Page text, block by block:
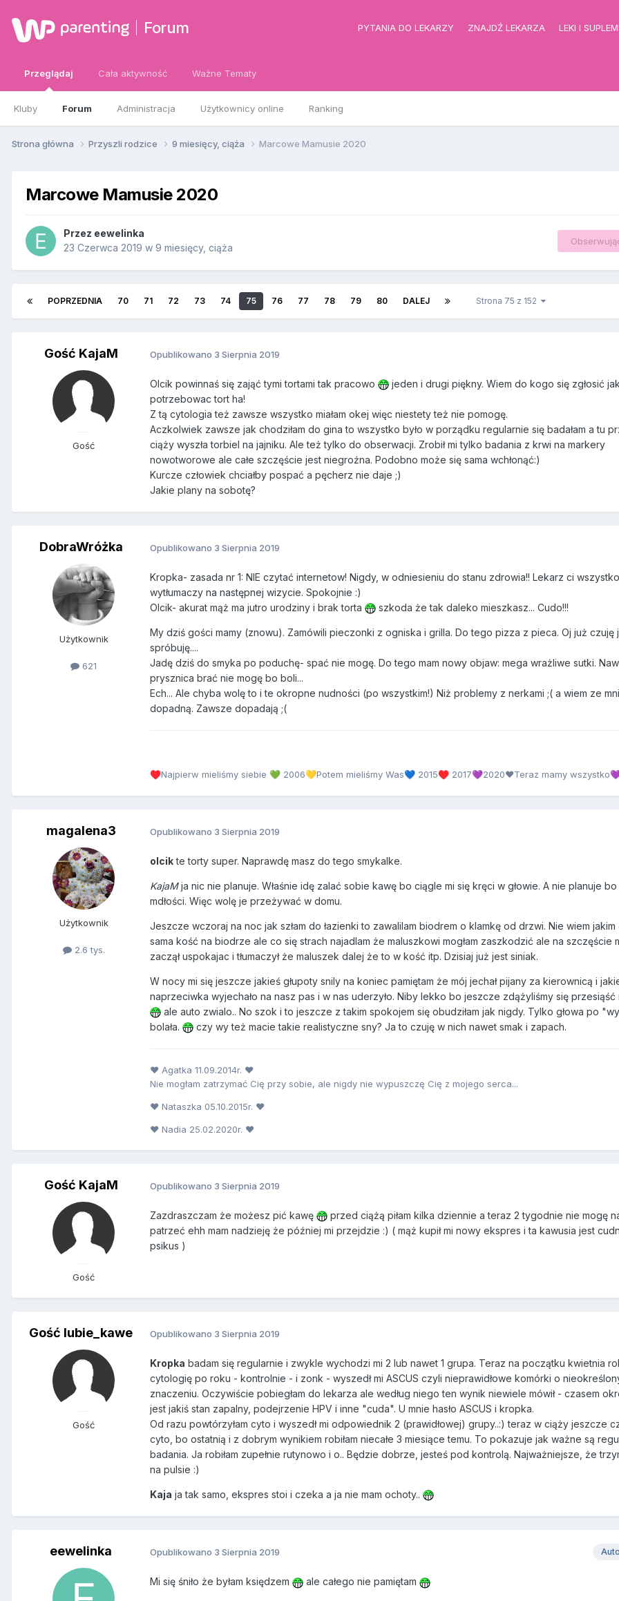
Forum PYTANIA DO LEKARZY ZNAJDŹ LEKARZA LEKI I
Przeglądaj
Kluby Forum Administracja Użytkownicy online Ranking
Cała aktywność Ważne Tematy
Strona główna Przyszli rodzice 9 miesięcy, ciąża Marcowe Mamusie 2020
Marcowe Mamusie 2020
Przez eewelinka
23 Czerwca 2019 w 9 miesięcy, ciąża
POPRZEDNIA 70 71 72 73 74 75 76 77 78 79 80 DALEJ Strona 75 z 152
Gość KajaM
Gość
Opublikowano 3 Sierpnia 2019
Olcik powinnaś się zająć tymi tortami tak pracowo
jeden i drugi piękny. Wiem do kogo się zgłosić
potrzebowac tort ha!
Z tą cytologia też zawsze wszystko miałam okej więc niestety też nie pomogę.
Aczkolwiek zawsze jak chodziłam do gina to wszystko było w porządku regularnie się badałam a tu
ciąży wyszła torbiel na jajniku. Ale też tylko do obserwacji. Zrobił mi tylko badania z krwi na markery
nowotworowe ale całe szczęście jest niegroźna. Podobno może się sama wchłonąć:)
Kurcze człowiek chciałby pospać a pęcherz nie daje ;)
Jakie plany na sobotę?
DobraWróżka
Użytkownik
621
Opublikowano 3 Sierpnia 2019
Kropka- zasada nr 1: NIE czytać internetow! Nigdy, w odniesieniu do stanu zdrowia!! Lekarz ci wszystko
wytłumaczy na następnej wizycie. Spokojnie :)
Olcik- akurat mąż ma jutro urodziny i brak torta
szkoda że tak daleko mieszkasz... Cudo!!!
My dziś gości mamy (znowu). Zamówili pieczonki z ogniska i grilla. Do tego pizza z pieca. Oj już czuję
spróbuję....
Jadę dziś do smyka po poduchę- spać nie mogę. Do tego mam nowy objaw: mega wrażliwe sutki.
prysznica brać nie mogę bo boli...
Ech... Ale chyba wolę to i te okropne nudności (po wszystkim!) Niż problemy z nerkami ;( a wiem ze
dopadną. Zawsze dopadają ;(
♥️Najpierw mieliśmy siebie 💚 2006💛Potem mieliśmy Was💙 2015♥️ 2017💜2020❤Teraz mamy wszystko
magalena3
Użytkownik
2.6 tys.
Opublikowano 3 Sierpnia 2019
olcikte torty super. Naprawdę masz do tego smykalke.
KajaMja nic nie planuje. Właśnie idę zalać sobie kawę bo ciągle mi się kręci w głowie. A nie planuje
mdłości. Więc wolę je przeżywać w domu.
Jeszcze wczoraj na noc jak szłam do łazienki to zawalilam biodrem o klamkę od drzwi. Nie wiem
sama kość na biodrze ale co się strach najadlam że maluszkowi mogłam zaszkodzić ale na szczęście
zaczął uspokajac i tłumaczył że maluszek dalej że to w kość itp. Dzisiaj już jest siniak.
W nocy mi się jeszcze jakieś głupoty snily na koniec pamiętam że mój jechał pijany za kierownicą i
naprzeciwka wyjechało na nasz pas i w nas uderzyło. Niby lekko bo jeszcze zdążyliśmy się przesiąść
ale auto zwialo.. No szok i to jeszcze z takim spokojem się obudziłam jak nigdy. Tylko głowa po
bolała.
czy wy też macie takie realistyczne sny? Ja to czuję w nich nawet smak i zapach.
♥ Agatka 11.09.2014r. ♥
Nie mogłam zatrzymać Cię przy sobie, ale nigdy nie wypuszczę Cię z mojego serca...
♥ Nataszka 05.10.2015r. ♥
♥ Nadia 25.02.2020r. ♥
Gość KajaM
Gość
Opublikowano 3 Sierpnia 2019
Zazdraszczam że możesz pić kawę
przed ciążą piłam kilka dziennie a teraz 2 tygodnie nie mogę
patrzeć ehh mam nadzieję że później mi przejdzie :) ( mąż kupił mi nowy ekspres i ta kawusia jest
psikus )
Gość lubie_kawe
Gość
Opublikowano 3 Sierpnia 2019
Kropka badam się regularnie i zwykle wychodzi mi 2 lub nawet 1 grupa. Teraz na początku kwietnia
cytologię po roku - kontrolnie - i zonk - wyszedł mi ASCUS czyli nieprawidłowe komórki o
znaczeniu. Oczywiście pobiegłam do lekarza ale według niego ten wynik niewiele mówił - czasem
jest jakiś stan zapalny, podejrzenie HPV i inne "cuda". U mnie hasło ASCUS i kropka.
Od razu powtórzyłam cyto i wyszedł mi odpowiednik 2 (prawidłowej) grupy..:) teraz w ciąży jeszcze
cyto, bo ostatnią i z dobrym wynikiem robiłam niecałe 3 miesiące temu. To pokazuje jak ważne są
badania. Ja robiłam zupełnie rutynowo i o.. Będzie dobrze, jesteś pod kontrolą. Najważniejsze, że
na pulsie :)
Kaja ja tak samo, ekspres stoi i czeka a ja nie mam ochoty..
eewelinka Opublikowano 3 Sierpnia 2019
Mi się śniło że byłam księdzem ale całego nie pamiętam